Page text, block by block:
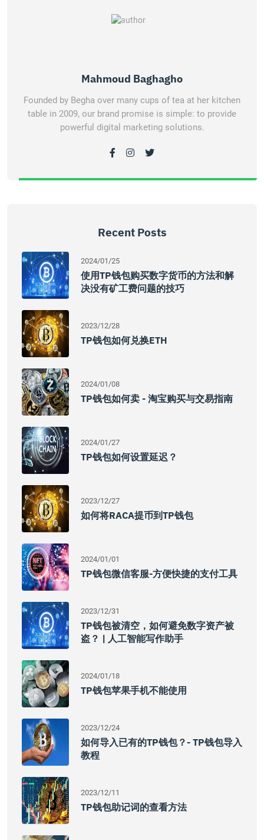
Mahmoud Baghagho
Founded by Begha over many cups of tea at her kitchen
table in 2009, our brand promise is simple: to provide
powerful digital marketing solutions.
Recent Posts
2024/01/25
使用TP钱包购买数字货币的方法和解
决没有矿工费问题的技巧
2023/12/28
TP钱包如何兑换ETH
2024/01/08
TP钱包如何卖 - 淘宝购买与交易指南
2024/01/27
TP钱包如何设置延迟？
2023/12/27
如何将RACA提币到TP钱包
2024/01/01
TP钱包微信客服-方便快捷的支付工具
2023/12/31
TP钱包被清空，如何避免数字资产被
盗？ | 人工智能写作助手
2024/01/18
TP钱包苹果手机不能使用
2023/12/24
如何导入已有的TP钱包？- TP钱包导入
教程
2023/12/11
TP钱包助记词的查看方法